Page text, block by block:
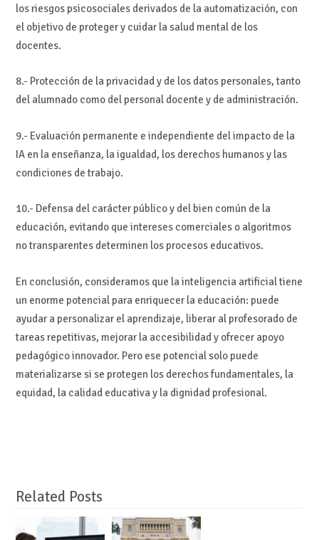
los riesgos psicosociales derivados de la automatización, con
el objetivo de proteger y cuidar la salud mental de los
docentes.
8.- Protección de la privacidad y de los datos personales, tanto
del alumnado como del personal docente y de administración.
9.- Evaluación permanente e independiente del impacto de la
IA en la enseñanza, la igualdad, los derechos humanos y las
condiciones de trabajo.
10.- Defensa del carácter público y del bien común de la
educación, evitando que intereses comerciales o algoritmos
no transparentes determinen los procesos educativos.
En conclusión, consideramos que la inteligencia artificial tiene
un enorme potencial para enriquecer la educación: puede
ayudar a personalizar el aprendizaje, liberar al profesorado de
tareas repetitivas, mejorar la accesibilidad y ofrecer apoyo
pedagógico innovador. Pero ese potencial solo puede
materializarse si se protegen los derechos fundamentales, la
equidad, la calidad educativa y la dignidad profesional.
Related Posts